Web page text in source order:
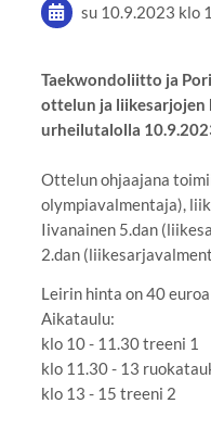
su 10.9.2023 klo
Taekwondoliitto ja
ottelun ja liikesarjojen
urheilutalolla
Ottelun ohjaajana
olympiavalmentaja),
Iivanainen 5.dan
2.dan
Leirin hinta on 40
Aikataulu:
klo 10 - 11.30 treeni 1
klo 11.30 - 13
klo 13 - 15 treeni 2